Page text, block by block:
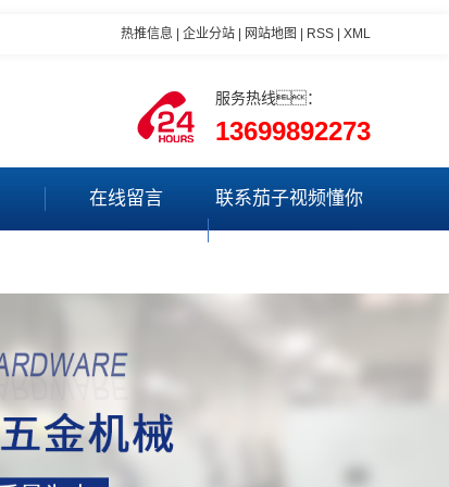
热推信息 企业分站 网站地图 RSS XML
服务热线：
13699892273
在线留言 联系茄子视频懂你